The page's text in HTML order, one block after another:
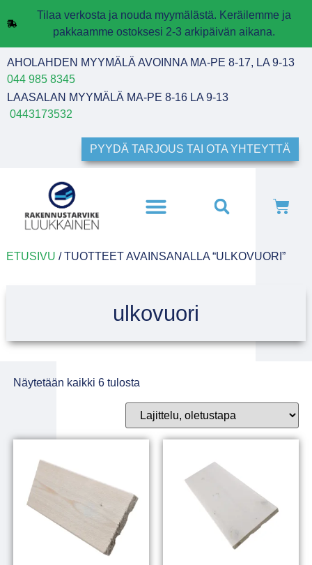
Tilaa verkosta ja nouda myymälästä. Keräilemme ja
pakkaamme ostoksesi 2-3 arkipäivän aikana.
AHOLAHDEN MYYMÄLÄ AVOINNA MA-PE 8-17, LA 9-13
044 985 8345
LAASALAN MYYMÄLÄ MA-PE 8-16 LA 9-13
0443173532
PYYDÄ TARJOUS TAI OTA YHTEYTTÄ
ETUSIVU / TUOTTEET AVAINSANALLA “ULKOVUORI”
ulkovuori
Näytetään kaikki 6 tulosta